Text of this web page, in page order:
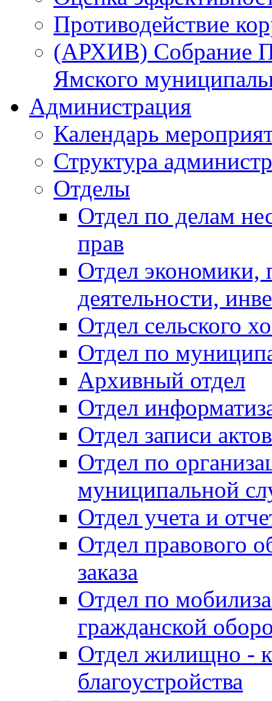
Противодействие
(АРХИВ) Собрание
Ямского
Администрация
Календарь
Структура
Отделы
Отдел по делам
прав
Отдел экономики,
деятельности,
Отдел сельского
Отдел по
Архивный отдел
Отдел
Отдел записи
Отдел по
муниципальной
Отдел учета и
Отдел правового
заказа
Отдел по
гражданской
Отдел жилищно -
благоустройства